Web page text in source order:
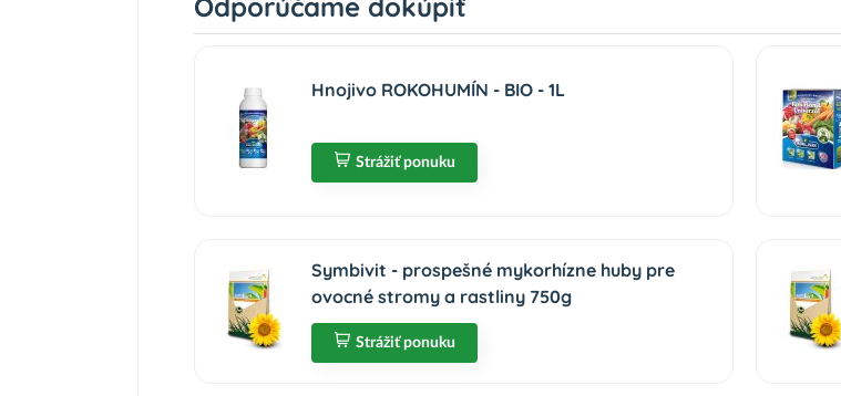
Odporúčame dokúpiť
Hnojivo ROKOHUMÍN - BIO - 1L
Strážiť ponuku
Symbivit - prospešné mykorhízne huby pre
ovocné stromy a rastliny 750g
Strážiť ponuku